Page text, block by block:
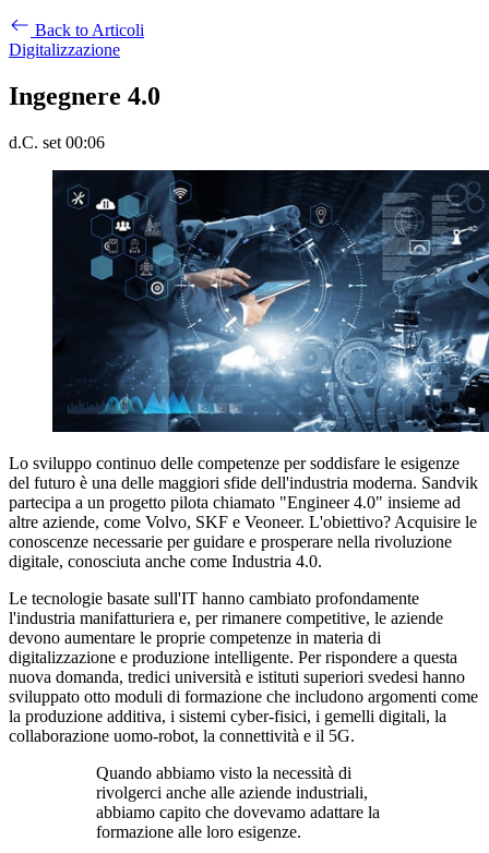
Back to Articoli
Digitalizzazione
Ingegnere 4.0
d.C. set 00:06
Lo sviluppo continuo delle competenze per soddisfare le esigenze
del futuro è una delle maggiori sfide dell'industria moderna. Sandvik
partecipa a un progetto pilota chiamato "Engineer 4.0" insieme ad
altre aziende, come Volvo, SKF e Veoneer. L'obiettivo? Acquisire le
conoscenze necessarie per guidare e prosperare nella rivoluzione
digitale, conosciuta anche come Industria 4.0.
Le tecnologie basate sull'IT hanno cambiato profondamente
l'industria manifatturiera e, per rimanere competitive, le aziende
devono aumentare le proprie competenze in materia di
digitalizzazione e produzione intelligente. Per rispondere a questa
nuova domanda, tredici università e istituti superiori svedesi hanno
sviluppato otto moduli di formazione che includono argomenti come
la produzione additiva, i sistemi cyber-fisici, i gemelli digitali, la
collaborazione uomo-robot, la connettività e il 5G.
Quando abbiamo visto la necessità di
rivolgerci anche alle aziende industriali,
abbiamo capito che dovevamo adattare la
formazione alle loro esigenze.